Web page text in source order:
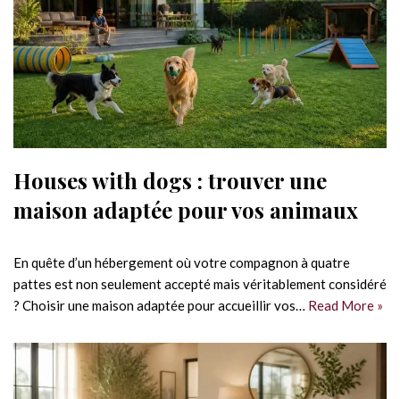
Houses with dogs : trouver une
maison adaptée pour vos animaux
En quête d’un hébergement où votre compagnon à quatre
pattes est non seulement accepté mais véritablement considéré
? Choisir une maison adaptée pour accueillir vos… Read More »